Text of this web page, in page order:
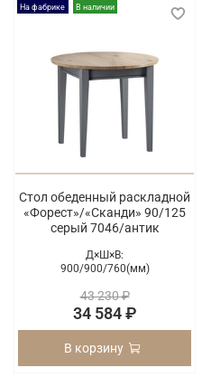
На фабрике В наличии
Стол обеденный раскладной
«Форест»/«Сканди» 90/125
серый 7046/антик
Д×Ш×В:
900/900/760(мм)
43 230 ₽
34 584 ₽
В корзину